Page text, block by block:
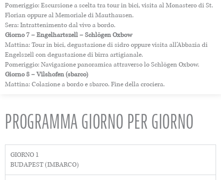
Pomeriggio: Escursione a scelta tra tour in bici, visita al Monastero di St.
Florian oppure al Memoriale di Mauthausen.
Sera: Intrattenimento dal vivo a bordo.
Giorno 7 – Engelhartszell – Schlögen Oxbow
Mattina: Tour in bici, degustazione di sidro oppure visita all’Abbazia di
Engelszell con degustazione di birra artigianale.
Pomeriggio: Navigazione panoramica attraverso lo Schlögen Oxbow.
Giorno 8 – Vilshofen (sbarco)
Mattina: Colazione a bordo e sbarco. Fine della crociera.
PROGRAMMA GIORNO PER GIORNO
GIORNO 1
BUDAPEST (IMBARCO)